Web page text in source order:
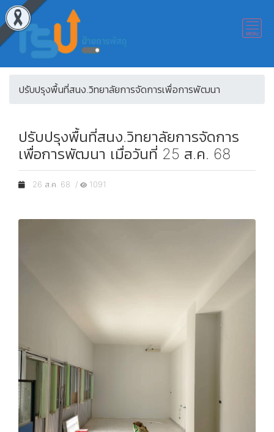
ปรับปรุงพื้นที่สนง.วิทยาลัยการจัดการเพื่อการพัฒนา
ปรับปรุงพื้นที่สนง.วิทยาลัยการจัดการ
เพื่อการพัฒนา เมื่อวันที่ 25 ส.ค. 68
26 ส.ค. 68 / 1091